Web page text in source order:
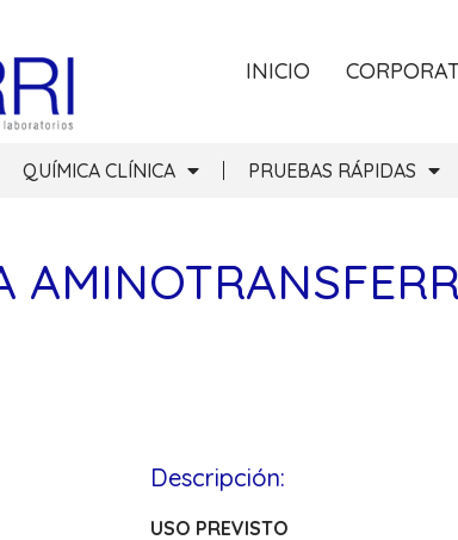
INICIO
QUÍMICA CLÍNICA PRUEBAS RÁPIDAS
Descripción:
USO PREVISTO